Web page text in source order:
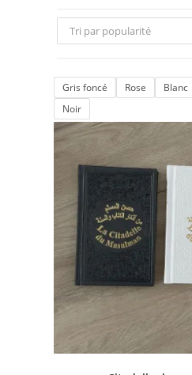
Tri par popularité
Gris foncé Rose Blanc
Noir